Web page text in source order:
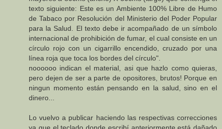
texto siguiente: Este es un Ambiente 100% Libre de Humo
de Tabaco por Resolución del Ministerio del Poder Popular
para la Salud. El texto debe ir acompañado de un símbolo
internacional de prohibición de fumar, el cual consiste en un
círculo rojo con un cigarrillo encendido, cruzado por una
línea roja que toca los bordes del círculo".
noooooo indican el material, asi que hazlo como quieras,
pero dejen de ser a parte de opositores, brutos! Porque en
ningun momento están pensando en la salud, sino en el
dinero...
Lo vuelvo a publicar haciendo las respectivas correcciones